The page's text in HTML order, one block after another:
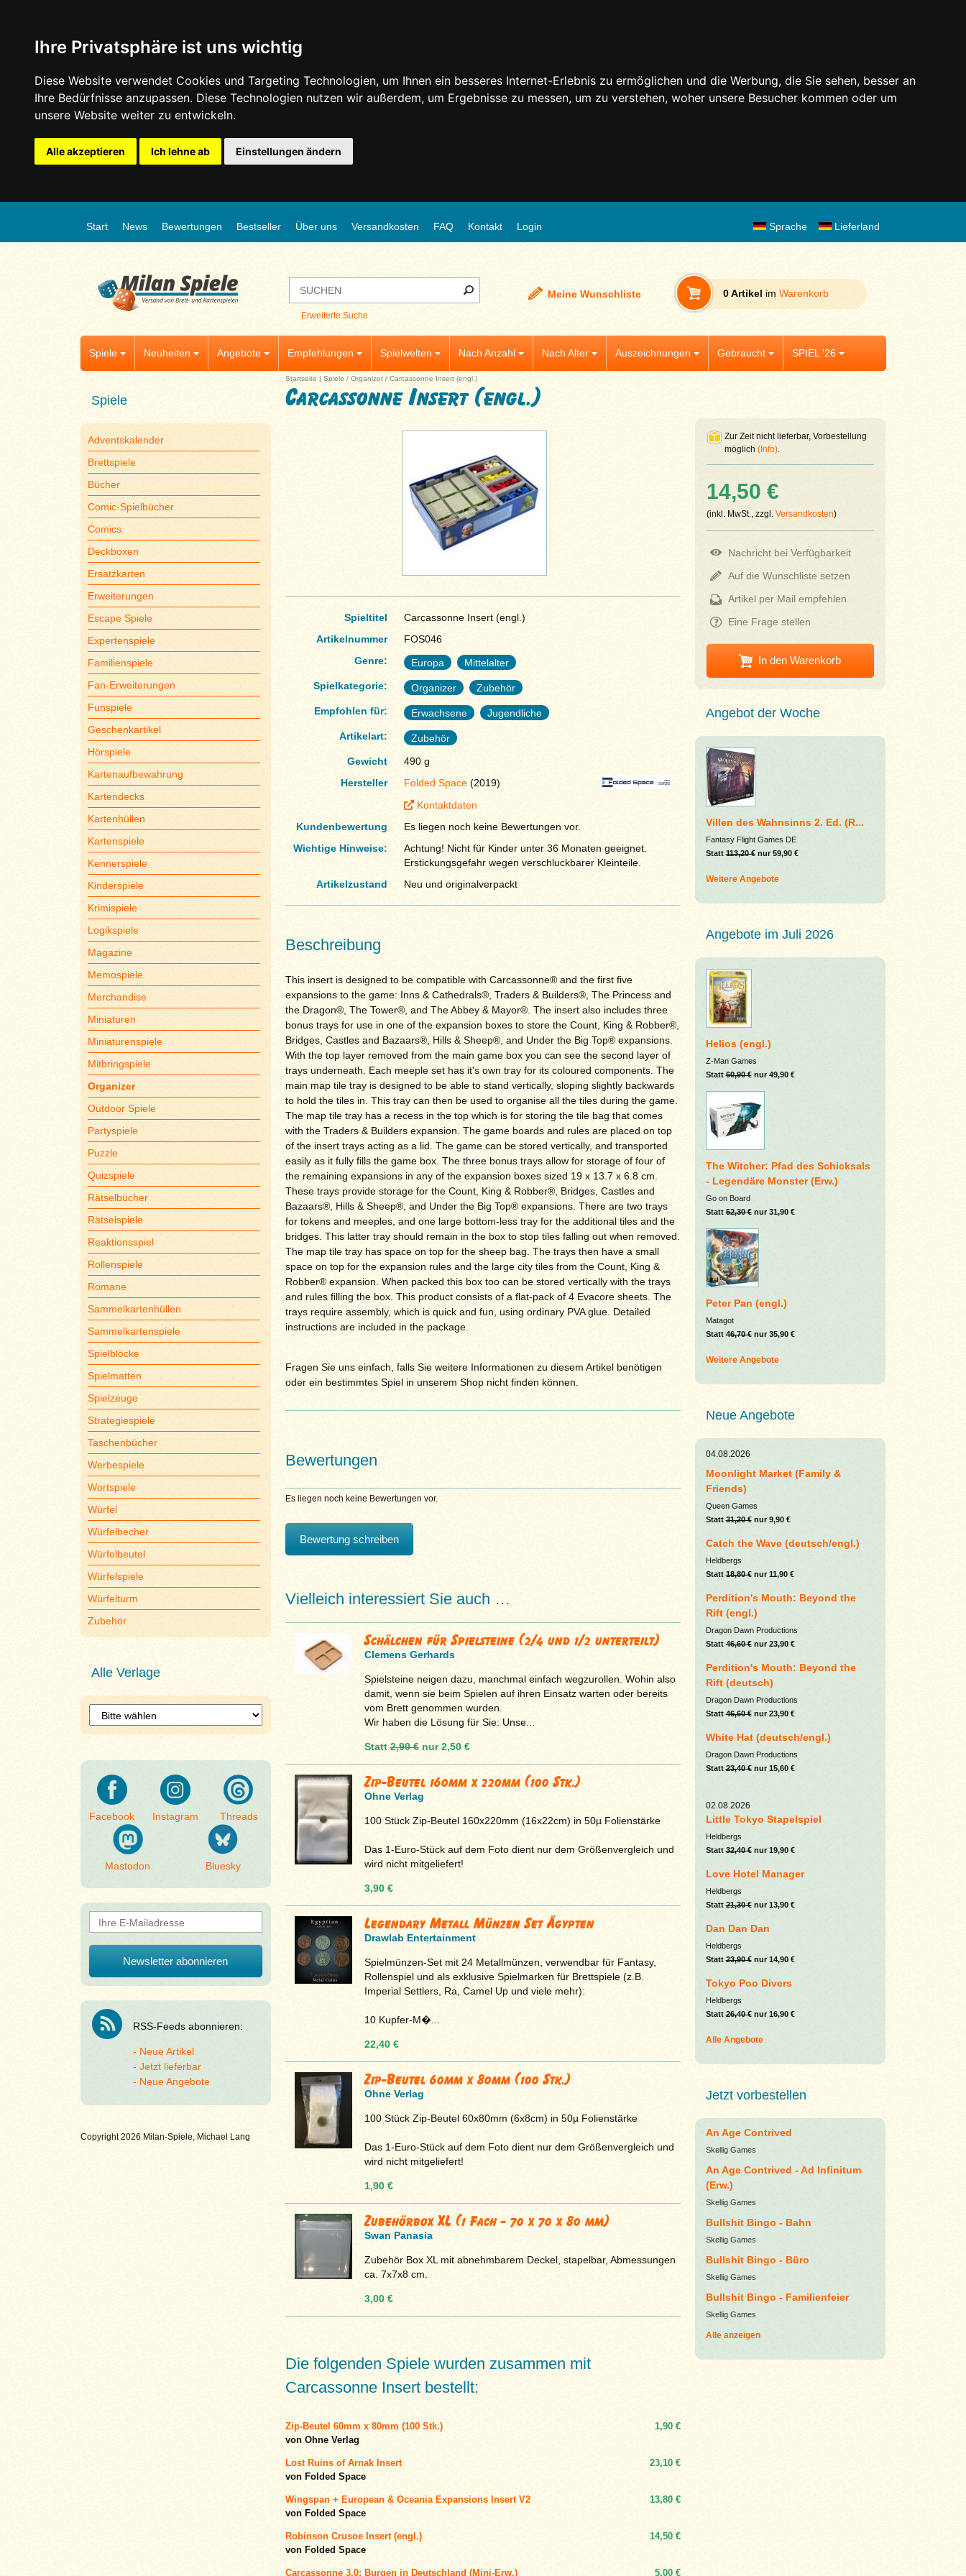
Ihre Privatsphäre ist uns wichtig
Diese Website verwendet Cookies und Targeting Technologien, um Ihnen ein besseres Internet-Erlebnis zu ermöglichen und die Werbung, die Sie sehen, besser an
Ihre Bedürfnisse anzupassen. Diese Technologien nutzen wir außerdem, um Ergebnisse zu messen, um zu verstehen, woher unsere Besucher kommen oder um
unsere Website weiter zu entwickeln.
Alle akzeptieren Ich lehne ab Einstellungen ändern
Start News Bewertungen Bestseller Über uns Versandkosten FAQ Kontakt Login Lieferland
Sprache
Erweiterte Suche
Meine Wunschliste 0 Artikel im Warenkorb
Spiele Neuheiten Angebote Empfehlungen Spielwelten Nach Anzahl Nach Alter Auszeichnungen Gebraucht SPIEL '26
Spiele
Adventskalender
Brettspiele
Bücher
Comic-Spielbücher
Comics
Deckboxen
Ersatzkarten
Erweiterungen
Escape Spiele
Expertenspiele
Familienspiele
Fan-Erweiterungen
Funspiele
Geschenkartikel
Hörspiele
Kartenaufbewahrung
Kartendecks
Kartenhüllen
Kartenspiele
Kennerspiele
Kinderspiele
Krimispiele
Logikspiele
Magazine
Memospiele
Merchandise
Miniaturen
Miniaturenspiele
Mitbringspiele
Organizer
Outdoor Spiele
Partyspiele
Puzzle
Quizspiele
Rätselbücher
Rätselspiele
Reaktionsspiel
Rollenspiele
Romane
Sammelkartenhüllen
Sammelkartenspiele
Spielblöcke
Spielmatten
Spielzeuge
Strategiespiele
Taschenbücher
Werbespiele
Wortspiele
Würfel
Würfelbecher
Würfelbeutel
Würfelspiele
Würfelturm
Zubehör
Alle Verlage
Facebook Instagram Threads
Mastodon Bluesky
RSS-Feeds abonnieren:
Neue Artikel
Jetzt lieferbar
Neue Angebote
Copyright 2026 Milan-Spiele, Michael Lang
Startseite | Spiele / Organizer/ Carcassonne Insert (engl.)
Carcassonne Insert (engl.)
Spieltitel
Carcassonne Insert (engl.)
Artikelnummer
FOS046
Genre:
Europa
Mittelalter
Spielkategorie:
Organizer
Zubehör
Empfohlen für:
Erwachsene
Jugendliche
Artikelart:
Zubehör
Gewicht
490 g
Hersteller
Folded Space(2019)
Kontaktdaten
Kundenbewertung
Es liegen noch keine Bewertungen vor.
Wichtige Hinweise:
Achtung! Nicht für Kinder unter 36 Monaten geeignet.
Erstickungsgefahr wegen verschluckbarer Kleinteile.
Artikelzustand
Neu und originalverpackt
Beschreibung
This insert is designed to be compatible with Carcassonne® and the first five
expansions to the game: Inns & Cathedrals®, Traders & Builders®, The Princess and
the Dragon®, The Tower®, and The Abbey & Mayor®. The insert also includes three
bonus trays for use in one of the expansion boxes to store the Count, King & Robber®,
Bridges, Castles and Bazaars®, Hills & Sheep®, and Under the Big Top® expansions.
With the top layer removed from the main game box you can see the second layer of
trays underneath. Each meeple set has it's own tray for its coloured components. The
main map tile tray is designed to be able to stand vertically, sloping slightly backwards
to hold the tiles in. This tray can then be used to organise all the tiles during the game.
The map tile tray has a recess in the top which is for storing the tile bag that comes
with the Traders & Builders expansion. The game boards and rules are placed on top
of the insert trays acting as a lid. The game can be stored vertically, and transported
easily as it fully fills the game box. The three bonus trays allow for storage of four of
the remaining expansions in any of the expansion boxes sized 19 x 13.7 x 6.8 cm.
These trays provide storage for the Count, King & Robber®, Bridges, Castles and
Bazaars®, Hills & Sheep®, and Under the Big Top® expansions. There are two trays
for tokens and meeples, and one large bottom-less tray for the additional tiles and the
bridges. This latter tray should remain in the box to stop tiles falling out when removed.
The map tile tray has space on top for the sheep bag. The trays then have a small
space on top for the expansion rules and the large city tiles from the Count, King &
Robber® expansion. When packed this box too can be stored vertically with the trays
and rules filling the box. This product consists of a flat-pack of 4 Evacore sheets. The
trays require assembly, which is quick and fun, using ordinary PVA glue. Detailed
instructions are included in the package.
Fragen Sie uns einfach, falls Sie weitere Informationen zu diesem Artikel benötigen
oder ein bestimmtes Spiel in unserem Shop nicht finden können.
Bewertungen
Es liegen noch keine Bewertungen vor.
Bewertung schreiben
Vielleich interessiert Sie auch …
Schälchen für Spielsteine (2/4 und 1/2 unterteilt)
Clemens Gerhards
Spielsteine neigen dazu, manchmal einfach wegzurollen. Wohin also
damit, wenn sie beim Spielen auf ihren Einsatz warten oder bereits
vom Brett genommen wurden.
Wir haben die Lösung für Sie: Unse...
Statt2,90 €nur2,50 €
Zip-Beutel 160mm x 220mm (100 Stk.)
Ohne Verlag
100 Stück Zip-Beutel 160x220mm (16x22cm) in 50µ Folienstärke
Das 1-Euro-Stück auf dem Foto dient nur dem Größenvergleich und
wird nicht mitgeliefert!
3,90 €
Legendary Metall Münzen Set Ägypten
Drawlab Entertainment
Spielmünzen-Set mit 24 Metallmünzen, verwendbar für Fantasy,
Rollenspiel und als exklusive Spielmarken für Brettspiele (z.B.
Imperial Settlers, Ra, Camel Up und viele mehr):
10 Kupfer-M�...
22,40 €
Zip-Beutel 60mm x 80mm (100 Stk.)
Ohne Verlag
100 Stück Zip-Beutel 60x80mm (6x8cm) in 50µ Folienstärke
Das 1-Euro-Stück auf dem Foto dient nur dem Größenvergleich und
wird nicht mitgeliefert!
1,90 €
Zubehörbox XL (1 Fach - 70 x 70 x 80 mm)
Swan Panasia
Zubehör Box XL mit abnehmbarem Deckel, stapelbar, Abmessungen
ca. 7x7x8 cm.
3,00 €
Die folgenden Spiele wurden zusammen mit
Carcassonne Insert bestellt:
Zip-Beutel 60mm x 80mm (100 Stk.)
von Ohne Verlag
1,90 €
Lost Ruins of Arnak Insert
von Folded Space
23,10 €
Wingspan + European & Oceania Expansions Insert V2
von Folded Space
13,80 €
Robinson Crusoe Insert (engl.)
von Folded Space
14,50 €
Carcassonne 3.0: Burgen in Deutschland (Mini-Erw.) 5,00 €
Zur Zeit nicht lieferbar, Vorbestellung
möglich (Info).
14,50 €
(inkl. MwSt., zzgl. Versandkosten)
Nachricht bei Verfügbarkeit
Auf die Wunschliste setzen
Artikel per Mail empfehlen
Eine Frage stellen
In den Warenkorb
Angebot der Woche
Villen des Wahnsinns 2. Ed. (R...
Fantasy Flight Games DE
Statt113,20 €nur 59,90 €
Weitere Angebote
Angebote im Juli 2026
Helios (engl.)
Z-Man Games
Statt60,90 €nur 49,90 €
The Witcher: Pfad des Schicksals
- Legendäre Monster (Erw.)
Go on Board
Statt52,30 €nur 31,90 €
Peter Pan (engl.)
Matagot
Statt46,70 €nur 35,90 €
Weitere Angebote
Neue Angebote
04.08.2026
Moonlight Market (Family &
Friends)
Queen Games
Statt31,20 €nur 9,90 €
Catch the Wave (deutsch/engl.)
Heldbergs
Statt18,80 €nur 11,90 €
Perdition's Mouth: Beyond the
Rift (engl.)
Dragon Dawn Productions
Statt46,60 €nur 23,90 €
Perdition's Mouth: Beyond the
Rift (deutsch)
Dragon Dawn Productions
Statt46,60 €nur 23,90 €
White Hat (deutsch/engl.)
Dragon Dawn Productions
Statt23,40 €nur 15,60 €
02.08.2026
Little Tokyo Stapelspiel
Heldbergs
Statt32,40 €nur 19,90 €
Love Hotel Manager
Heldbergs
Statt21,30 €nur 13,90 €
Dan Dan Dan
Heldbergs
Statt23,90 €nur 14,90 €
Tokyo Poo Divers
Heldbergs
Statt26,40 €nur 16,90 €
Alle Angebote
Jetzt vorbestellen
An Age Contrived
Skellig Games
An Age Contrived - Ad Infinitum
(Erw.)
Skellig Games
Bullshit Bingo - Bahn
Skellig Games
Bullshit Bingo - Büro
Skellig Games
Bullshit Bingo - Familienfeier
Skellig Games
Alle anzeigen